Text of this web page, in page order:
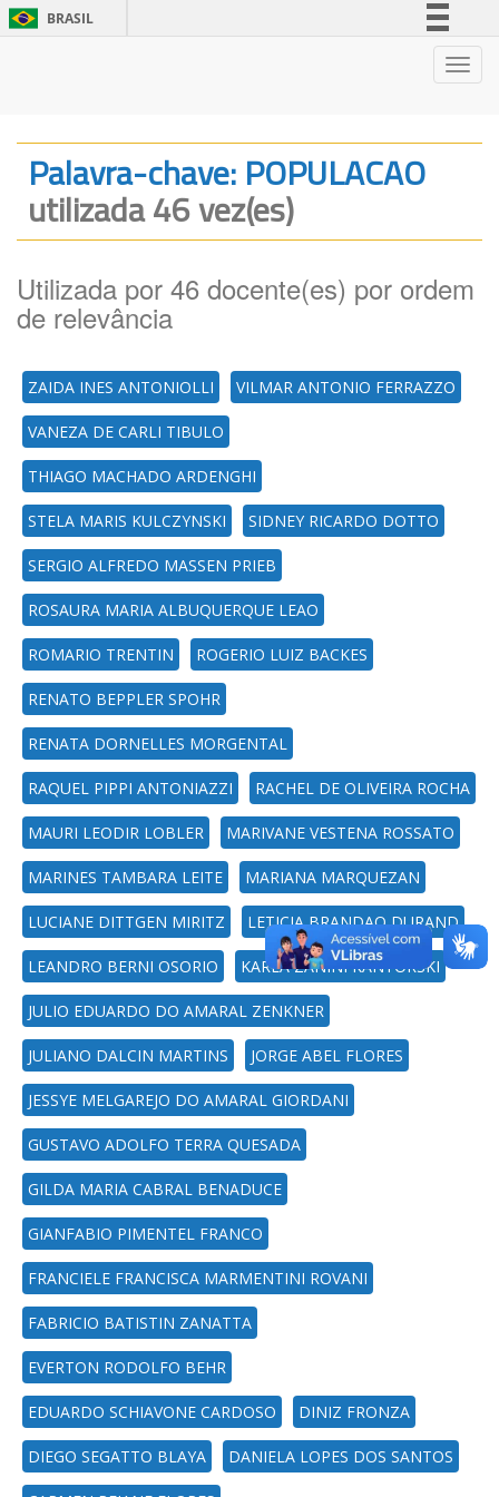
BRASIL
Legislação
Palavra-chave: POPULACAO
utilizada 46 vez(es)
Utilizada por 46 docente(es) por ordem
de relevância
ZAIDA INES ANTONIOLLI VILMAR ANTONIO FERRAZZO
VANEZA DE CARLI TIBULO
THIAGO MACHADO ARDENGHI
STELA MARIS KULCZYNSKI SIDNEY RICARDO DOTTO
SERGIO ALFREDO MASSEN PRIEB
ROSAURA MARIA ALBUQUERQUE LEAO
ROMARIO TRENTIN ROGERIO LUIZ BACKES
RENATO BEPPLER SPOHR
RENATA DORNELLES MORGENTAL
RAQUEL PIPPI ANTONIAZZI RACHEL DE OLIVEIRA ROCHA
MAURI LEODIR LOBLER MARIVANE VESTENA ROSSATO
MARINES TAMBARA LEITE MARIANA MARQUEZAN
LUCIANE DITTGEN MIRITZ LETICIA BRANDAO DURAND
LEANDRO BERNI OSORIO KARLA ZANINI KANTORSKI
JULIO EDUARDO DO AMARAL ZENKNER
JULIANO DALCIN MARTINS JORGE ABEL FLORES
JESSYE MELGAREJO DO AMARAL GIORDANI
GUSTAVO ADOLFO TERRA QUESADA
GILDA MARIA CABRAL BENADUCE
GIANFABIO PIMENTEL FRANCO
FRANCIELE FRANCISCA MARMENTINI ROVANI
FABRICIO BATISTIN ZANATTA
EVERTON RODOLFO BEHR
EDUARDO SCHIAVONE CARDOSO DINIZ FRONZA
DIEGO SEGATTO BLAYA DANIELA LOPES DOS SANTOS